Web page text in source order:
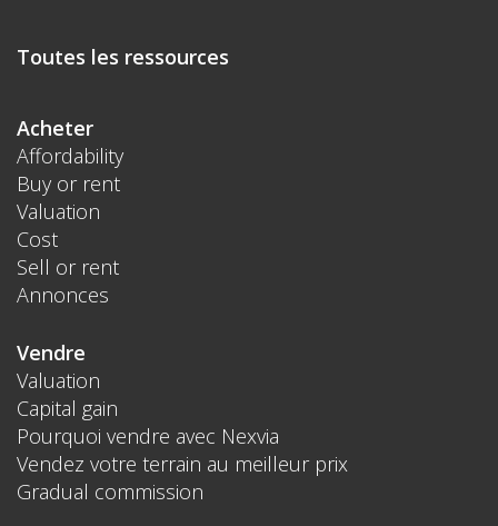
Toutes les ressources
Acheter
Affordability
Buy or rent
Valuation
Cost
Sell or rent
Annonces
Vendre
Valuation
Capital gain
Pourquoi vendre avec Nexvia
Vendez votre terrain au meilleur prix
Gradual commission